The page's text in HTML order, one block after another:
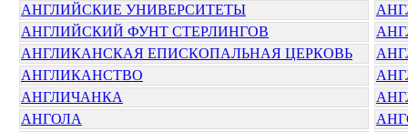
АНГЛИЙСКИЕ УНИВЕРСИТЕТЫ
АНГЛИЙСКИЙ ФУНТ СТЕРЛИНГОВ
АНГЛИКАНСКАЯ ЕПИСКОПАЛЬНАЯ ЦЕРКОВЬ
АНГЛИКАНСТВО
АНГЛИЧАНКА
АНГОЛА